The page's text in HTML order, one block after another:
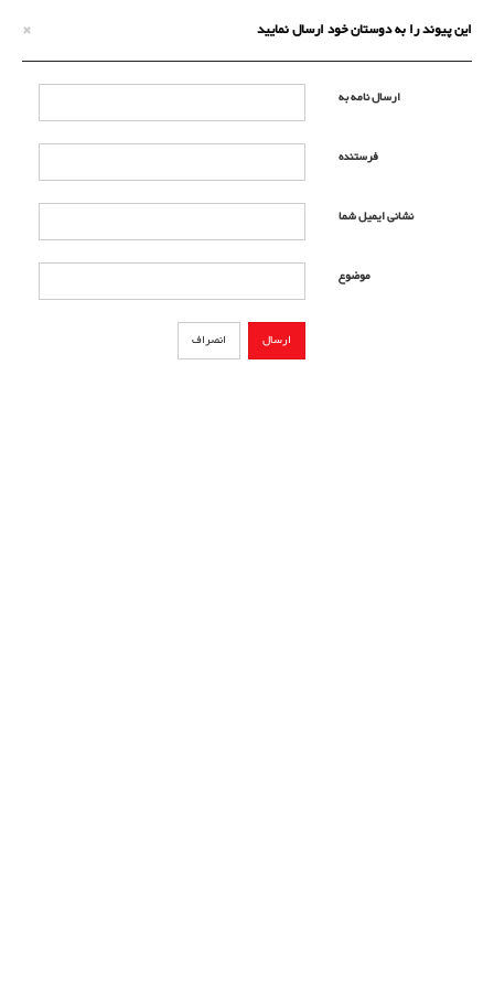
این پیوند را به دوستان خود ارسال نمایید ×
ارسال نامه به
فرستنده
نشانی ایمیل شما
موضوع
ارسال انصراف